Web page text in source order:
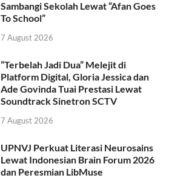
Sambangi Sekolah Lewat “Afan Goes
To School”
7 August 2026
“Terbelah Jadi Dua” Melejit di
Platform Digital, Gloria Jessica dan
Ade Govinda Tuai Prestasi Lewat
Soundtrack Sinetron SCTV
7 August 2026
UPNVJ Perkuat Literasi Neurosains
Lewat Indonesian Brain Forum 2026
dan Peresmian LibMuse